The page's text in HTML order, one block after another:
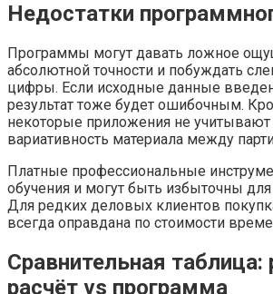
Недостатки
Программы могут давать ложное
абсолютной точности и побуждать
цифры. Если исходные данные
результат тоже будет ошибочным.
некоторые приложения не
вариативность материала между
Платные профессиональные
обучения и могут быть избыточны
Для редких деловых клиентов
всегда оправдана по стоимости
Сравнительная таблица:
расчёт vs программа